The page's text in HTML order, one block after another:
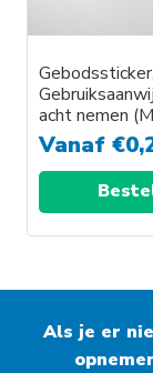
Gebodssticker,
acht nemen
Vanaf €
Als je er